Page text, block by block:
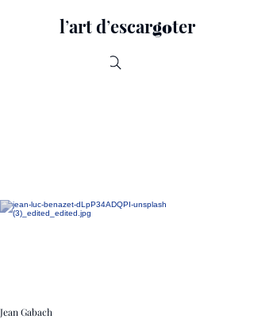
lʼart dʼescargoter
Jean Gabach